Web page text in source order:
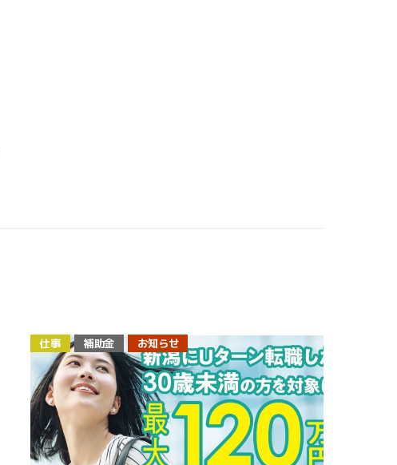
仕事 補助金 お知らせ